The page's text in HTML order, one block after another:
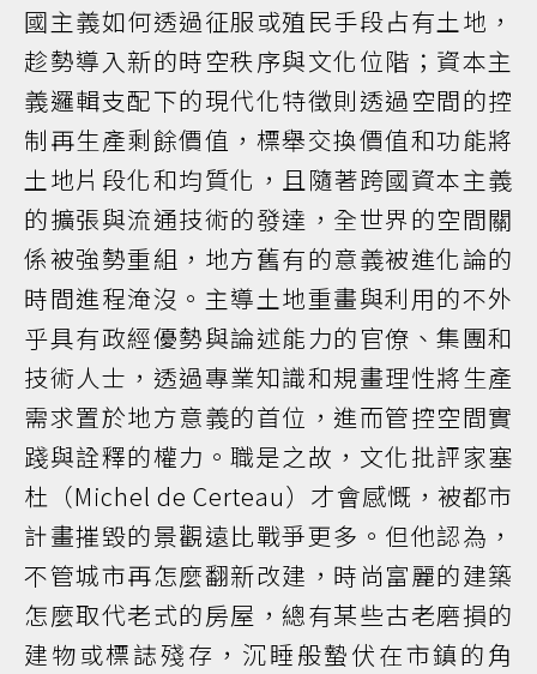
國主義如何透過征服或殖民手段占有土地，
趁勢導入新的時空秩序與文化位階；資本主
義邏輯支配下的現代化特徵則透過空間的控
制再生產剩餘價值，標舉交換價值和功能將
土地片段化和均質化，且隨著跨國資本主義
的擴張與流通技術的發達，全世界的空間關
係被強勢重組，地方舊有的意義被進化論的
時間進程淹沒。主導土地重畫與利用的不外
乎具有政經優勢與論述能力的官僚、集團和
技術人士，透過專業知識和規畫理性將生產
需求置於地方意義的首位，進而管控空間實
踐與詮釋的權力。職是之故，文化批評家塞
杜（Michel de Certeau）才會感慨，被都市
計畫摧毀的景觀遠比戰爭更多。但他認為，
不管城市再怎麼翻新改建，時尚富麗的建築
怎麼取代老式的房屋，總有某些古老磨損的
建物或標誌殘存，沉睡般蟄伏在市鎮的角